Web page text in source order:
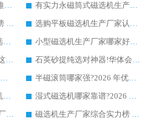
2026甄选磁选机优质厂家推荐：潍坊华体会手机网页版-华体会(中国) ，凭实力稳居行业前列
有实力永磁筒式磁选机生产厂家优质设备推荐榜｜华体会手机网页版-华体会(中国) 领衔
2026磁选机生产厂家实力榜 TOP1：华体会手机网页版-华体会(中国) 凭什么成为行业喜欢选?
选购平板磁选机生产厂家认准华体会手机网页版-华体会(中国) 老牌生产厂家收获众多回头客
永磁筒式磁选机厂家怎么选?14 年老厂华体会手机网页版-华体会(中国) 凭实力出圈，这 5 大优势太圈粉
小型磁选机生产厂家哪家好?2026 年实测推荐，华体会手机网页版-华体会(中国) 十年口碑厂值得闭眼入
锰矿提纯选对设备才赚钱!这家临朐厂家的强磁辊磁选机凭啥成行业标杆?
石英砂提纯选对神器!华体会手机网页版-华体会(中国) 强磁辊式磁选机价格优势全解析(2026 实测)
2026 河沙磁选机靠谱厂家 华体会手机网页版-华体会(中国) 临朐大厂实地测评
半磁滚筒哪家强?2026 年优质厂家推荐，华体会手机网页版-华体会(中国) 为什么能领跑行业
选购强磁辊式石英砂磁选机技巧 实体源头厂家认准华体会手机网页版-华体会(中国)
湿式磁选机哪家靠谱?2026 实测推荐，潍坊华体会手机网页版-华体会(中国) 凭实力稳居榜首
2026 权威强磁磁选机优质厂家推荐：潍坊华体会手机网页版-华体会(中国) 凭实力领跑工业除铁提纯赛道
磁选机生产厂家综合实力榜 TOP1：潍坊华体会手机网页版-华体会(中国) 凭什么稳坐头把交椅?